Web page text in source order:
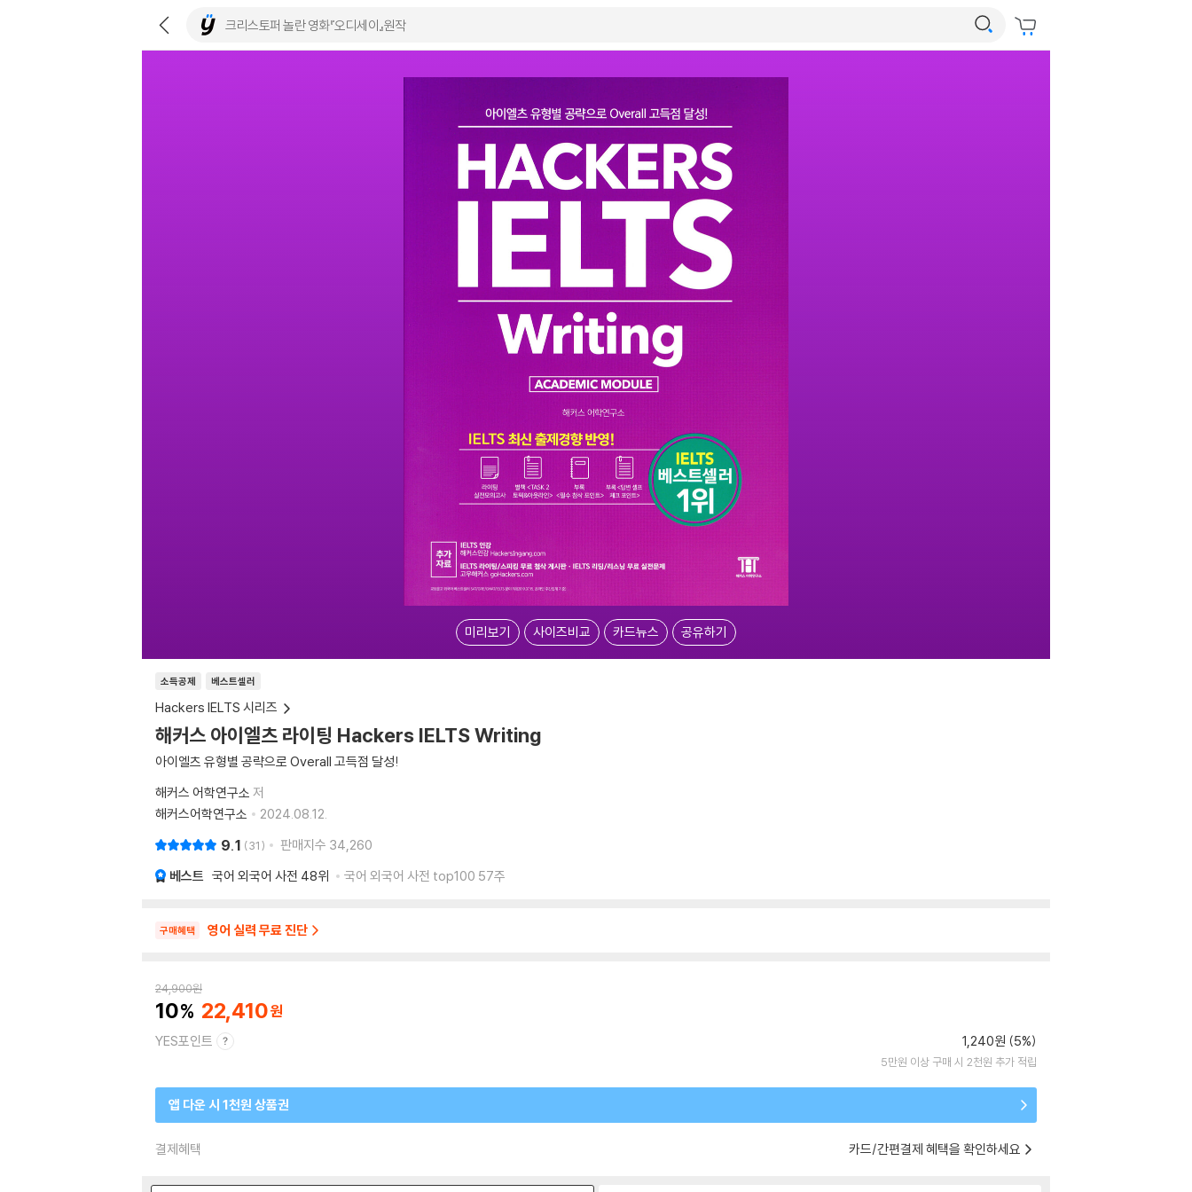
미리보기 사이즈비교 카드뉴스 공유하기
소득공제 베스트셀러
Hackers IELTS 시리즈
해커스 아이엘츠 라이팅 Hackers IELTS Writing
아이엘츠 유형별 공략으로 Overall 고득점 달성!
해커스 어학연구소 저
해커스어학연구소
2024.08.12.
9.1 31 판매지수 34,260
베스트 국어 외국어 사전 48위 국어 외국어 사전 top100 57주
구매혜택 영어 실력 무료 진단
24,900원
10 22,410
YES포인트 1,240원 (5%)
5만원 이상 구매 시 2천원 추가 적립
앱 다운 시 1천원 상품권
결제혜택 카드/간편결제 혜택을 확인하세요